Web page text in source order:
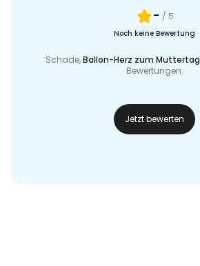
- / 5
Noch keine Bewertung
Schade,Ballon-Herz zum Muttertag
Bewertungen.
Jetzt bewerten